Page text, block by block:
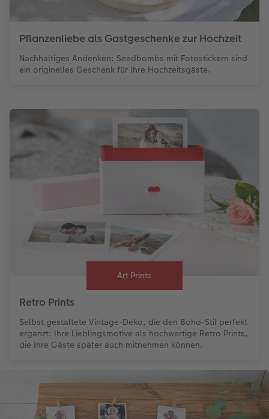
Pflanzenliebe als Gastgeschenke zur Hochzeit
Nachhaltiges Andenken: Seedbombs mit Fotostickern sind
ein originelles Geschenk für Ihre Hochzeitsgäste.
Art Prints
Retro Prints
Selbst gestaltete Vintage-Deko, die den Boho-Stil perfekt
ergänzt: Ihre Lieblingsmotive als hochwertige Retro Prints,
die Ihre Gäste später auch mitnehmen können.